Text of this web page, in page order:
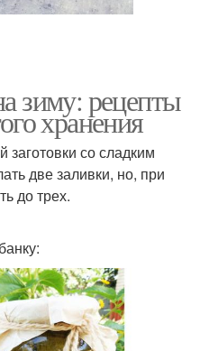
зиму: рецепты
хранения
заготовки со сладким
две заливки, но, при
до трех.